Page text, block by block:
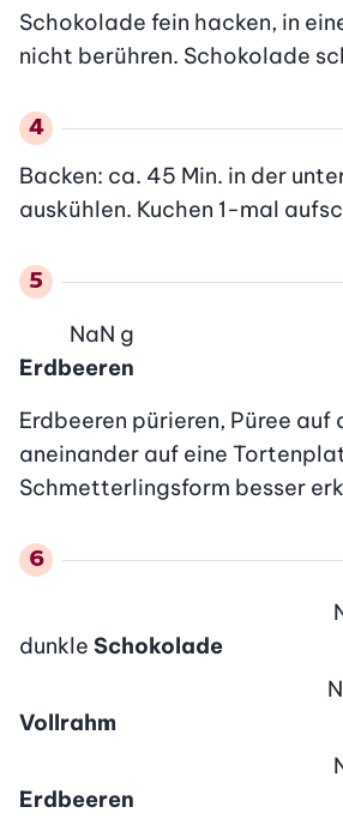
Schokolade fein hacken, in
nicht berühren. Schokolade
Backen: ca. 45 Min. in der
auskühlen. Kuchen 1-mal
Erdbeeren
NaN g
Erdbeeren pürieren, Püree
aneinander auf eine
Schmetterlingsform besser
dunkle Schokolade
Vollrahm
Erdbeeren